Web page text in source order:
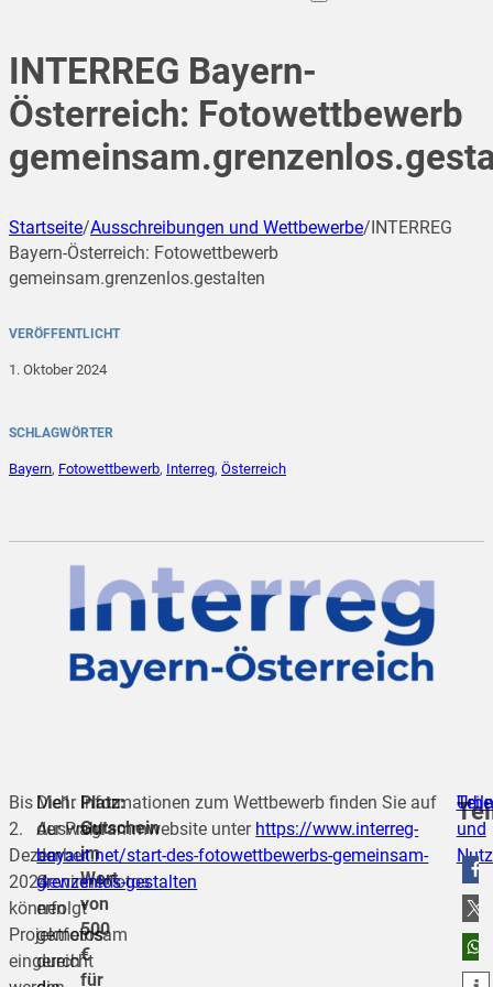
INTERREG Bayern-
Österreich: Fotowettbewerb
Startseite/Ausschreibungen und Wettbewerbe/INTERREG
Bayern-Österreich: Fotowettbewerb
gemeinsam.grenzenlos.gestalten
VERÖFFENTLICHT
1. Oktober 2024
SCHLAGWÖRTER
Bayern, Fotowettbewerb, Interreg, Österreich
Bis
2.
Dezember
2024
können
Projektfotos
eingereicht
Platz:
Gutschein
im
Wert
von
500
€
für
Die
Auswahl
der
Gewinnerfotos
erfolgt
gemeinsam
durch
Mehr Informationen zum Wettbewerb finden Sie auf
der Programmwebsite unter https://www.interreg-
bayaut.net/start-des-fotowettbewerbs-gemeinsam-
grenzenlos-gestalten
und
teilen
teilen
teilen